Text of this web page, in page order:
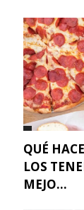
QUÉ
LOS
MEJO...